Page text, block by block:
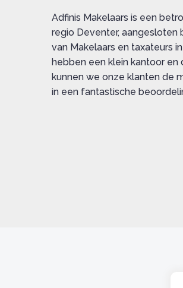
Adfinis Makelaars is een
regio Deventer, aangesloten
van Makelaars en taxateurs
hebben een klein kantoor
kunnen we onze klanten de
in een fantastische